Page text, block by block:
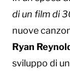
di un film di
nuove
Ryan
sviluppo di